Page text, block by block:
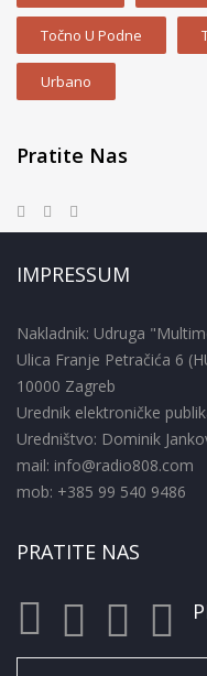
Točno U Podne
Urbano
Pratite Nas
IMPRESSUM
Nakladnik: Udruga
Ulica Franje Petračića 6
10000 Zagreb
Urednik elektroničke
Uredništvo: Dominik
mail: info@radio808.com
mob: +385 99 540 9486
PRATITE NAS